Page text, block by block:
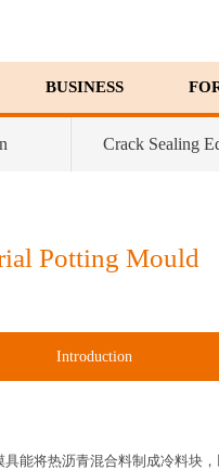
BUSINESS
Crack Sealing
Potting Mould
Introduction
具能将热沥青混合料制成冷料块